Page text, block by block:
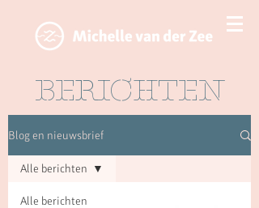
BERICHTEN
Blog en nieuwsbrief
Alle berichten
Alle berichten